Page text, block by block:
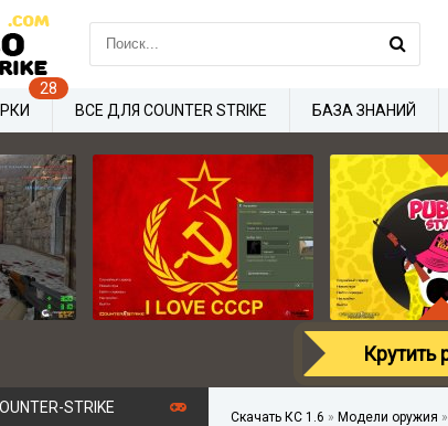
Скачать КС 1.6 » Модели оружия »
STRIKE
ВСЕ ДЛЯ COUNTER STRIKE БАЗА ЗНАНИЙ
Крутить